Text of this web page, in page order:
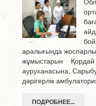
аралығында жоспарлы
жұмыстарын Қордай
ауруханасына,
дәрігерлік
ПОДРОБНЕЕ...